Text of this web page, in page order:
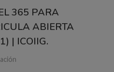
365 PARA
ABIERTA
| ICOIIG.